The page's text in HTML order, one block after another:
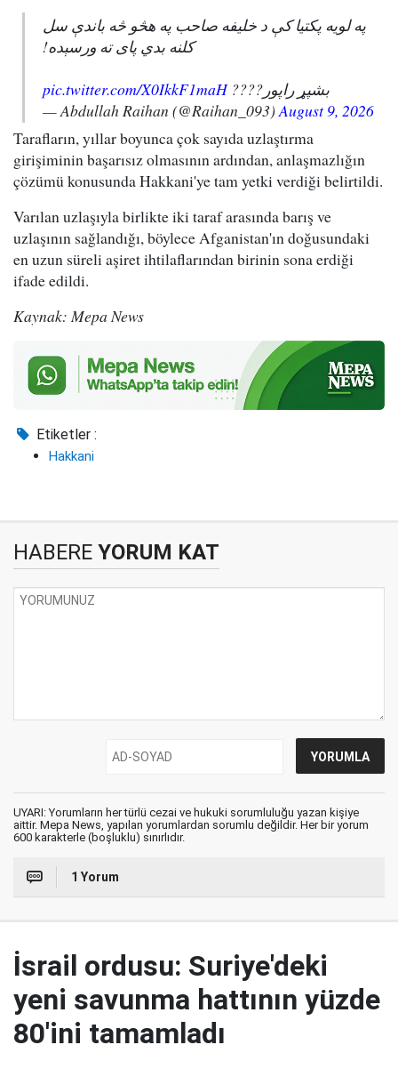
په لویه پکتیا کې د خلیفه صاحب په هڅو څه باندې سل
کلنه بدي پای ته ورسېده!
بشپړ راپور????pic.twitter.com/X0IkkF1maH
— Abdullah Raihan (@Raihan_093)August 9, 2026
Tarafların, yıllar boyunca çok sayıda uzlaştırma
girişiminin başarısız olmasının ardından, anlaşmazlığın
çözümü konusunda Hakkani'ye tam yetki verdiği belirtildi.
Varılan uzlaşıyla birlikte iki taraf arasında barış ve
uzlaşının sağlandığı, böylece Afganistan'ın doğusundaki
en uzun süreli aşiret ihtilaflarından birinin sona erdiği
ifade edildi.
Kaynak: Mepa News
Etiketler :
Hakkani
HABERE YORUM KAT
UYARI: Yorumların her türlü cezai ve hukuki sorumluluğu yazan kişiye
aittir. Mepa News, yapılan yorumlardan sorumlu değildir. Her bir yorum
600 karakterle (boşluklu) sınırlıdır.
1 Yorum
İsrail ordusu: Suriye'deki
yeni savunma hattının yüzde
80'ini tamamladı